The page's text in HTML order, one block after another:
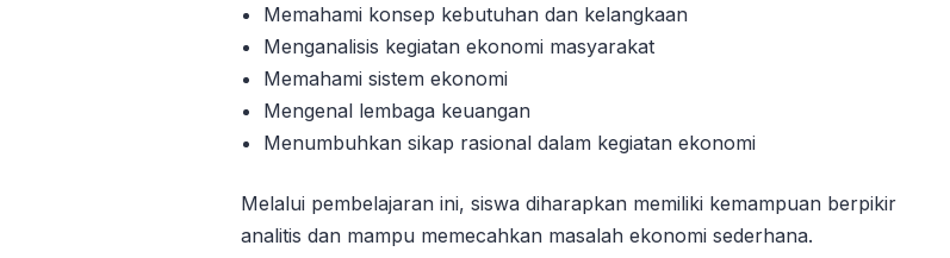
Memahami konsep kebutuhan dan kelangkaan
Menganalisis kegiatan ekonomi masyarakat
Memahami sistem ekonomi
Mengenal lembaga keuangan
Menumbuhkan sikap rasional dalam kegiatan ekonomi
Melalui pembelajaran ini, siswa diharapkan memiliki kemampuan berpikir
analitis dan mampu memecahkan masalah ekonomi sederhana.